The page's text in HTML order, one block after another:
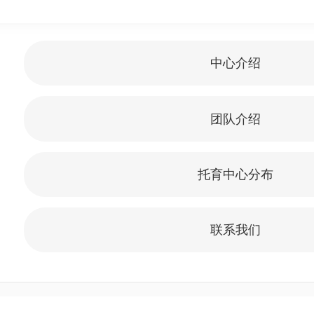
中心介绍
团队介绍
托育中心分布
联系我们